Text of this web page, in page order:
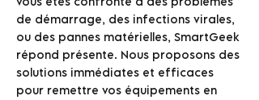
de démarrage, des infections virales,
ou des pannes matérielles, SmartGeek
répond présente. Nous proposons des
solutions immédiates et efficaces
pour remettre vos équipements en